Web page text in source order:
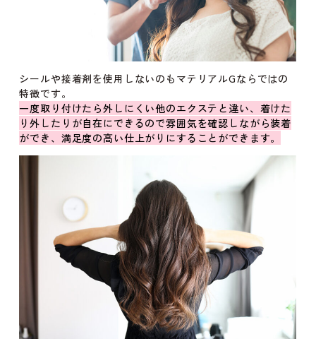
シールや接着剤を使用しないのもマテリアルGならではの
特徴です。
一度取り付けたら外しにくい他のエクステと違い、着けた
り外したりが自在にできるので雰囲気を確認しながら装着
ができ、満足度の高い仕上がりにすることができます。